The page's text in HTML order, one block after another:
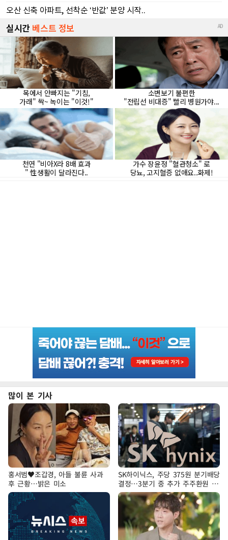
많이 본 기사
홍서범♥조갑경, 아들 불륜 사과
후 근황…밝은 미소
SK하이닉스, 주당 375원 분기배당
결정…3분기 중 추가 주주환원 발
표